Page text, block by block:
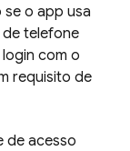
se o app usa
telefone
com o
requisito de
de acesso